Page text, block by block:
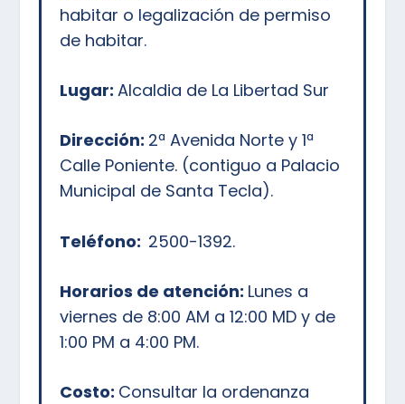
habitar o legalización de permiso
de habitar.
Lugar: Alcaldia de La Libertad Sur
Dirección: 2ª Avenida Norte y 1ª
Calle Poniente. (contiguo a Palacio
Municipal de Santa Tecla).
Teléfono: 2500-1392.
Horarios de atención: Lunes a
viernes de 8:00 AM a 12:00 MD y de
1:00 PM a 4:00 PM.
Costo: Consultar la ordenanza